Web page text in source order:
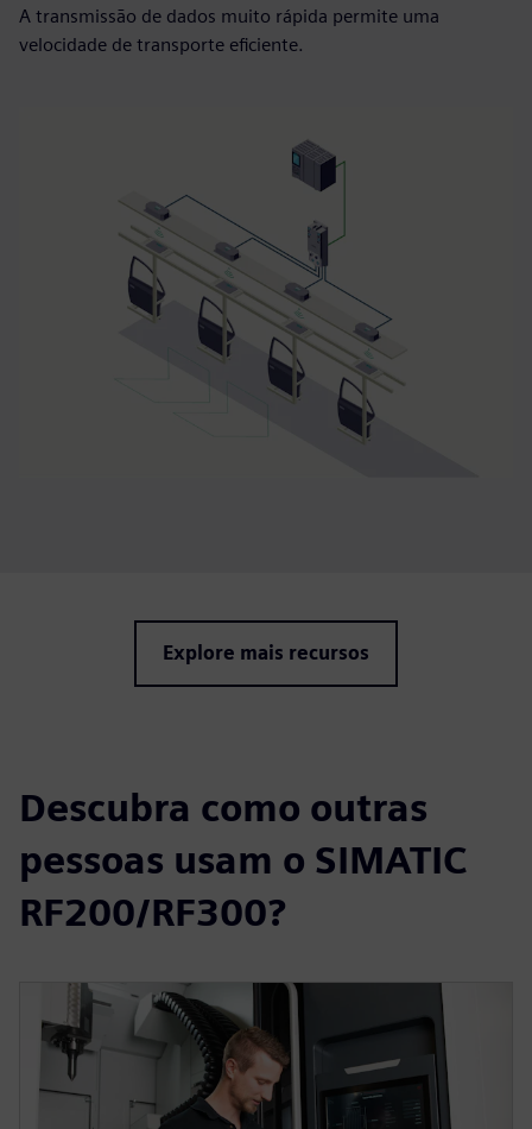
A transmissão de dados muito rápida permite uma
velocidade de transporte eficiente.
Explore mais recursos
Descubra como outras
pessoas usam o SIMATIC
RF200/RF300?